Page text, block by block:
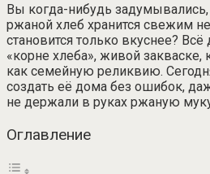
Вы когда-нибудь
ржаной хлеб хранится свежим
становится только вкуснее? Всё
«корне хлеба», живой
как семейную реликвию.
создать её дома без ошибок,
не держали в руках ржаную
Оглавление